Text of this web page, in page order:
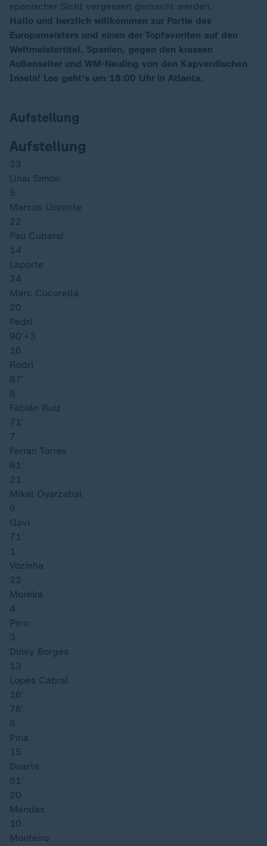
spanischer Sicht vergessen gemacht werden.
Hallo und herzlich willkommen zur Partie des
Europameisters und einen der Topfavoriten auf den
Weltmeistertitel, Spanien, gegen den krassen
Außenseiter und WM-Neuling von den Kapverdischen
Inseln! Los geht's um 18:00 Uhr in Atlanta.
Aufstellung
Aufstellung
23
Unai Simón
5
Marcos Llorente
22
Pau Cubarsí
14
Laporte
24
Marc Cucurella
20
Pedri
90′ +3
16
Rodri
87′
8
Fabián Ruiz
71′
7
Ferran Torres
81′
21
Mikel Oyarzabal
9
Gavi
71′
1
Vózinha
22
Moreira
4
Pico
3
Diney Borges
13
Lopes Cabral
16′
76′
6
Pina
15
Duarte
61′
20
Mendes
10
Monteiro